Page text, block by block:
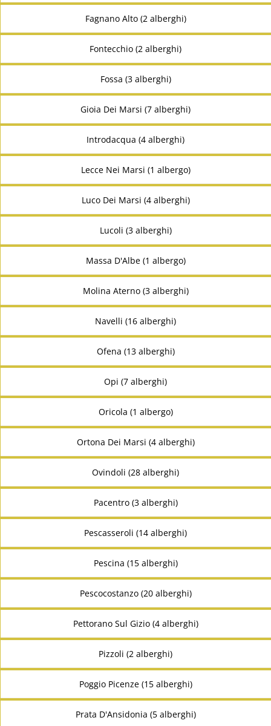
Fagnano Alto (2 alberghi)
Fontecchio (2 alberghi)
Fossa (3 alberghi)
Gioia Dei Marsi (7 alberghi)
Introdacqua (4 alberghi)
Lecce Nei Marsi (1 albergo)
Luco Dei Marsi (4 alberghi)
Lucoli (3 alberghi)
Massa D'Albe (1 albergo)
Molina Aterno (3 alberghi)
Navelli (16 alberghi)
Ofena (13 alberghi)
Opi (7 alberghi)
Oricola (1 albergo)
Ortona Dei Marsi (4 alberghi)
Ovindoli (28 alberghi)
Pacentro (3 alberghi)
Pescasseroli (14 alberghi)
Pescina (15 alberghi)
Pescocostanzo (20 alberghi)
Pettorano Sul Gizio (4 alberghi)
Pizzoli (2 alberghi)
Poggio Picenze (15 alberghi)
Prata D'Ansidonia (5 alberghi)